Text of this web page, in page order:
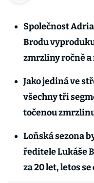
Společnost
Brodu
zmrzliny ročně
Jako jediná ve
všechny tři
točenou
Loňská sezona
ředitele Lukáše
za 20 let, letos